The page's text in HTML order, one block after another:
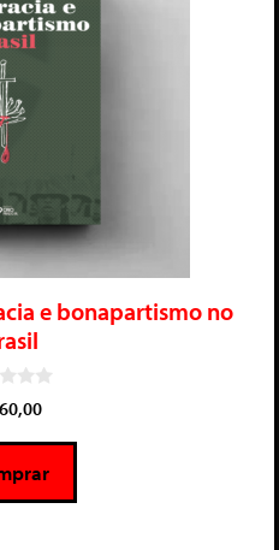
e bonapartismo no
60,00